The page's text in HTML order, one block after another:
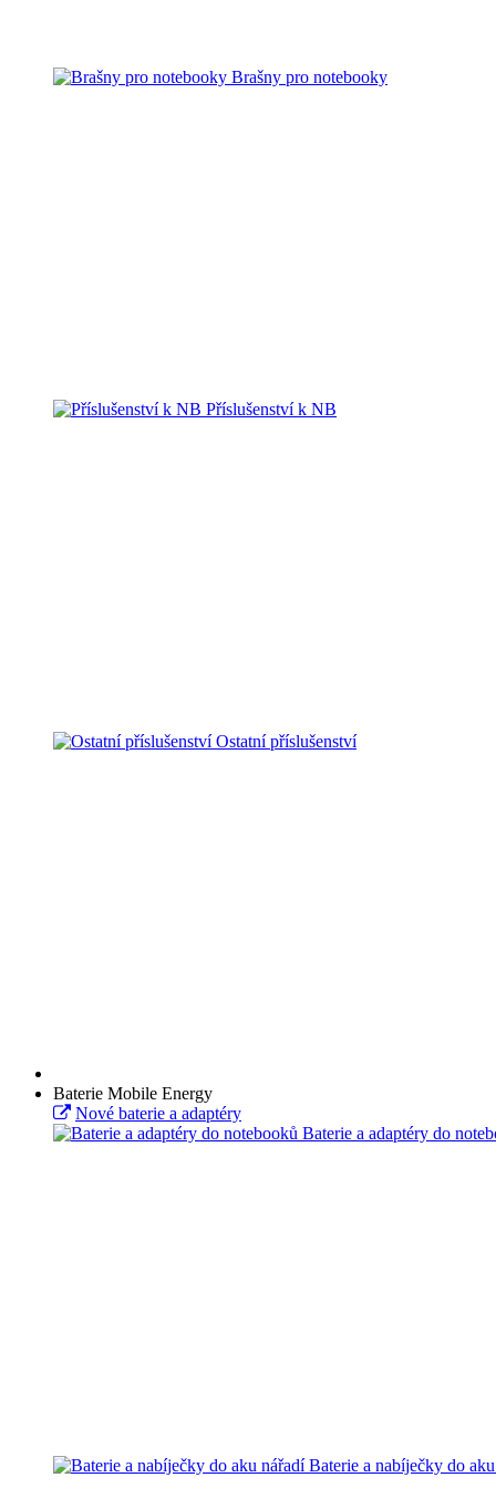
Brašny pro notebooky
Příslušenství k NB
Ostatní příslušenství
Baterie Mobile Energy
Nové baterie a adaptéry
Baterie a adaptéry do
Baterie a nabíječky do